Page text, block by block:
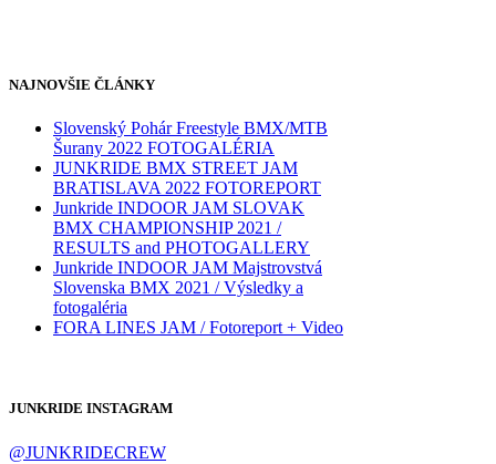
NAJNOVŠIE ČLÁNKY
Slovenský Pohár Freestyle BMX/MTB
Šurany 2022 FOTOGALÉRIA
JUNKRIDE BMX STREET JAM
BRATISLAVA 2022 FOTOREPORT
Junkride INDOOR JAM SLOVAK
BMX CHAMPIONSHIP 2021 /
RESULTS and PHOTOGALLERY
Junkride INDOOR JAM Majstrovstvá
Slovenska BMX 2021 / Výsledky a
fotogaléria
FORA LINES JAM / Fotoreport + Video
JUNKRIDE INSTAGRAM
@JUNKRIDECREW